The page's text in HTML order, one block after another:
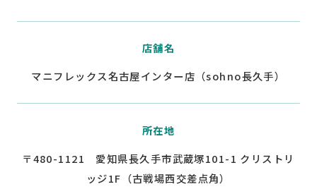
店舗名
マニフレックス名古屋インター店（sohno長久手）
所在地
〒480-1121 愛知県長久手市武蔵塚101-1 クリストリ
ッジ1F（古戦場西交差点角）